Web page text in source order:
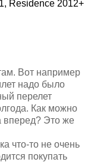
Residence 2012+
Вот например
надо было
перелет
Как можно
вперед? Это же
что-то не очень
покупать